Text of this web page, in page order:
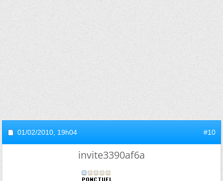
01/02/2010, 19h04 #10
invite3390af6a